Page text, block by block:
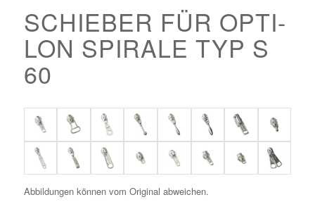
SCHIEBER FÜR OPTI-
LON SPIRALE TYP S
60
Abbildungen können vom Original abweichen.